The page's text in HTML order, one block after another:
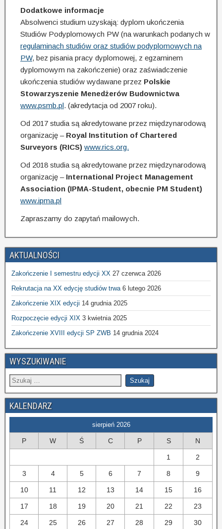
Dodatkowe informacje
Absolwenci studium uzyskają: dyplom ukończenia
Studiów Podyplomowych PW (na warunkach podanych w
regulaminach studiów oraz studiów podyplomowych na
PW, bez pisania pracy dyplomowej, z egzaminem
dyplomowym na zakończenie) oraz zaświadczenie
ukończenia studiów wydawane przez Polskie
Stowarzyszenie Menedżerów Budownictwa
www.psmb.pl. (akredytacja od 2007 roku).
Od 2017 studia są akredytowane przez międzynarodową
organizację – Royal Institution of Chartered
Surveyors (RICS) www.rics.org.
Od 2018 studia są akredytowane przez międzynarodową
organizację – International Project Management
Association (IPMA-Student, obecnie PM Student)
www.ipma.pl
Zapraszamy do zapytań mailowych.
AKTUALNOŚCI
Zakończenie I semestru edycji XX 27 czerwca 2026
Rekrutacja na XX edycję studiów trwa 6 lutego 2026
Zakończenie XIX edycji 14 grudnia 2025
Rozpoczęcie edycji XIX 3 kwietnia 2025
Zakończenie XVIII edycji SP ZWB 14 grudnia 2024
WYSZUKIWANIE
KALENDARZ
sierpień 2026
P W Ś C P S N
1 2
3 4 5 6 7 8 9
10 11 12 13 14 15 16
17 18 19 20 21 22 23
24 25 26 27 28 29 30